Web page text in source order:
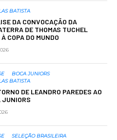
BATISTA
DA CONVOCAÇÃO DA
DE THOMAS TUCHEL
COPA DO MUNDO
BOCA JUNIORS
BATISTA
DE LEANDRO PAREDES AO
JUNIORS
SELEÇÃO BRASILEIRA